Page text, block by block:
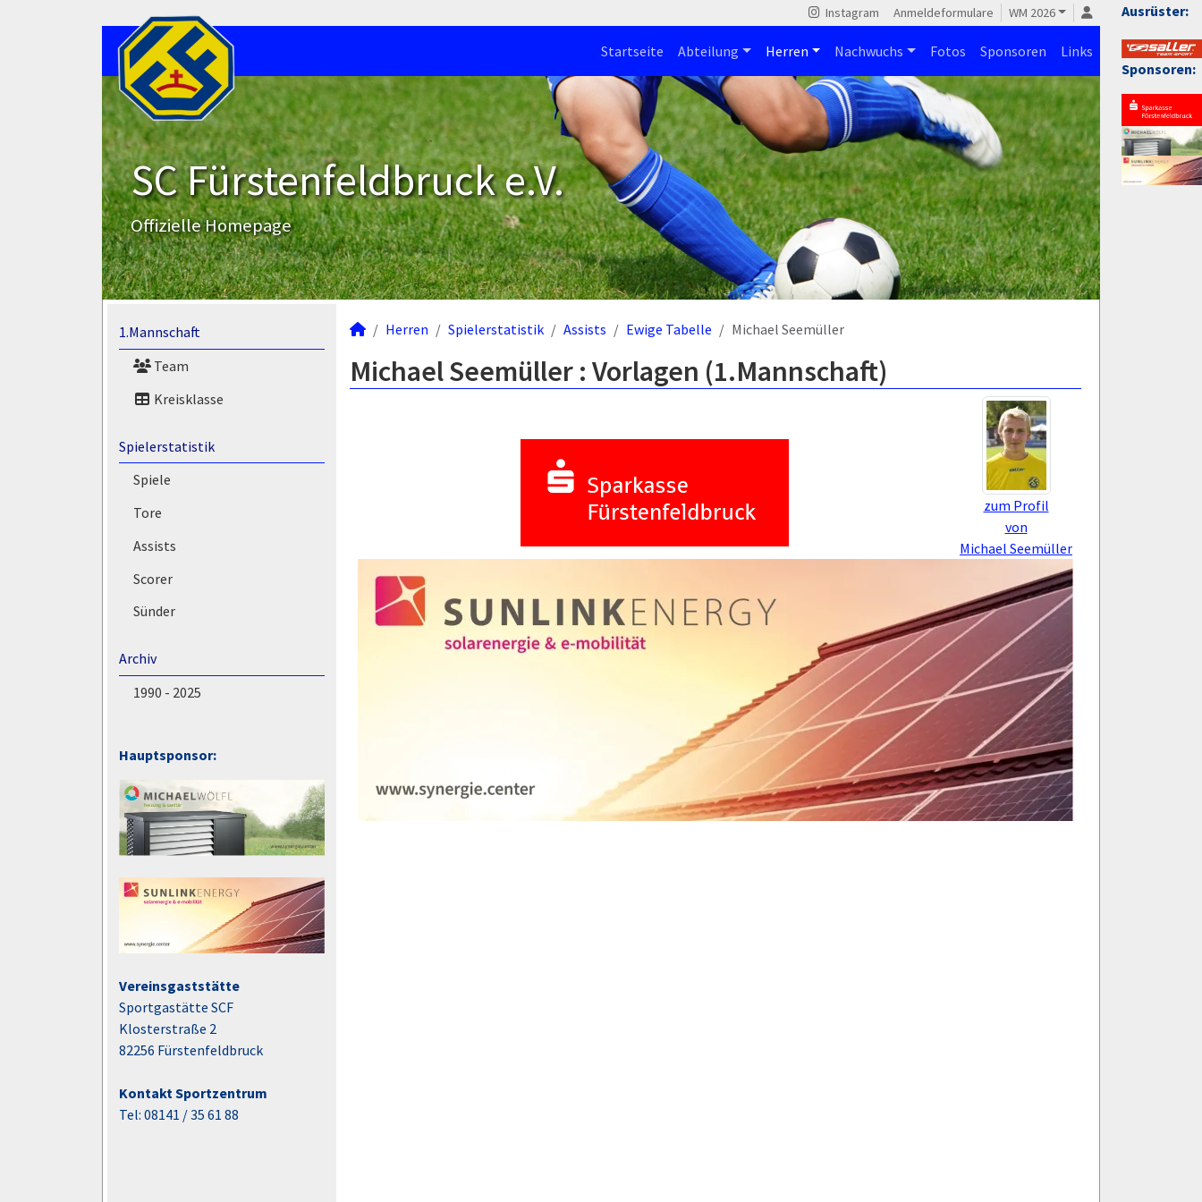
Ausrüster:
Sponsoren:
Instagram Anmeldeformulare WM 2026
Startseite Abteilung Herren Nachwuchs Fotos Sponsoren Links
SC Fürstenfeldbruck e.V.
Offizielle Homepage
1.Mannschaft
Team
Kreisklasse
Spielerstatistik
Spiele
Tore
Assists
Scorer
Sünder
Archiv
1990 - 2025
Hauptsponsor:
Vereinsgaststätte
Sportgastätte SCF
Klosterstraße 2
82256 Fürstenfeldbruck
Kontakt Sportzentrum
Tel: 08141 / 35 61 88
Herren Spielerstatistik Assists Ewige Tabelle Michael Seemüller
Michael Seemüller : Vorlagen (1.Mannschaft)
zum Profil
von
Michael Seemüller